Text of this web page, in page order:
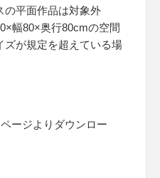
平面作品は対象外
幅80×奥行80cmの空間
ズが規定を超えている場
ージよりダウンロー